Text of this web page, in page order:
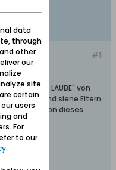
#1
Ohra
Opa "HANS LAUBE" von
str 4 und siene Eltern
ein BILD von dieses
data
through
other
our
site
certain
users
and
For
to our
.